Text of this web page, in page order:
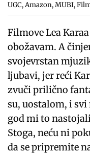
UGC, Amazon, MUBI,
Filmove Lea
obožavam. A
svojevrstan
ljubavi, jer reći
zvuči prilično
su, uostalom, i
god mi to
Stoga, neću ni
da se pripremite